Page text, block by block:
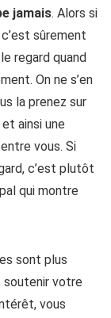
jamais. Alors si
sûrement
regard quand
On ne s’en
la prenez sur
et ainsi une
vous. Si
c’est plutôt
qui montre
sont plus
soutenir votre
vous